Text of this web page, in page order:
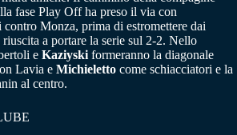
fase Play Off ha preso il via con
contro Monza, prima di estromettere dai
a portare la serie sul 2-2. Nello
e Kaziyski formeranno la diagonale
Lavia e Michieletto come schiacciatori e la
al centro.